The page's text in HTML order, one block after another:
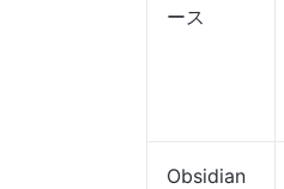
ース
Obsidian